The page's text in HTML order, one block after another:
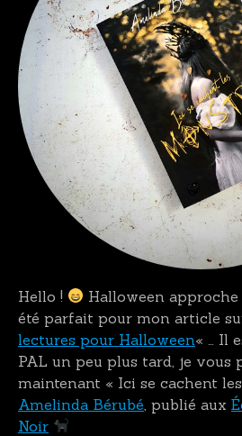
Hello ! Halloween approche
été parfait pour mon article
lectures pour Halloween« … Il
PAL un peu plus tard, je vous
maintenant « Ici se cachent
Amelinda Bérubé , publié aux
Noir